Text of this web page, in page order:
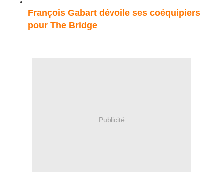
François Gabart dévoile ses coéquipiers
pour The Bridge
Publicité